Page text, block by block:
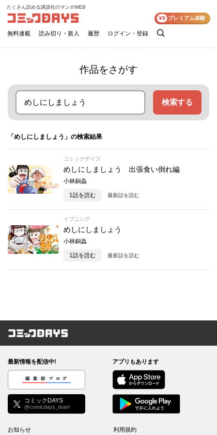
コミックDAYS
たくさん読める講談社のマンガWEB
無料連載 読み切り・新人 履歴 ログイン・登録
検
¥0 プレミアム体験
作品をさがす
検索する
「めしにしましょう」の検索結果
コミックデイズ
めしにしましょう 出張食い倒れ編
小林銅蟲
1話を読む 最新話を読む
イブニング
めしにしましょう
小林銅蟲
1話を読む 最新話を読む
コミックDAYS
最新情報を配信中!
編集部ブログ
コミックDAYS
@comicdays_team
アプリもあります
お知らせ 利用規約